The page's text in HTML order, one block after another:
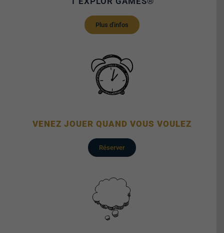
Plus d'infos
VENEZ JOUER QUAND VOUS VOULEZ
Réserver